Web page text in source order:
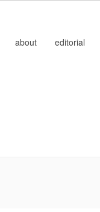
about editorial